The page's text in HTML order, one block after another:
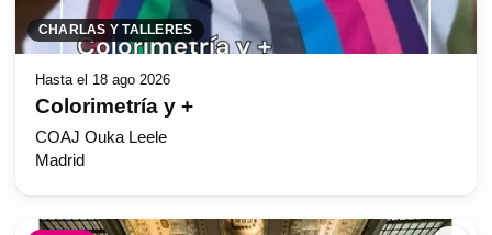
CHARLAS Y TALLERES
Hasta el 18 ago 2026
Colorimetría y +
COAJ Ouka Leele
Madrid